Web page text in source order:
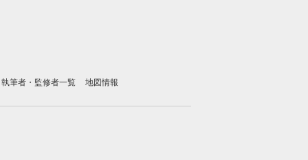
執筆者・監修者一覧 地図情報